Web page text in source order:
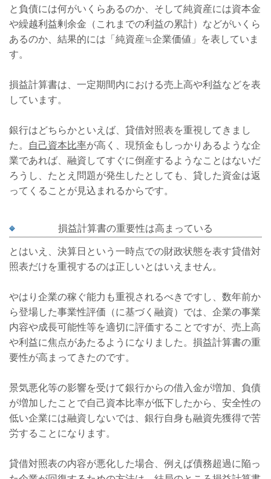
と負債には何がいくらあるのか、そして純資産には資本金
や繰越利益剰余金（これまでの利益の累計）などがいくら
あるのか、結果的には「純資産≒企業価値」を表していま
す。
損益計算書は、一定期間内における売上高や利益などを表
しています。
銀行はどちらかといえば、貸借対照表を重視してきまし
た。
自己資本比率が高く、現預金もしっかりあるような企
業であれば、融資してすぐに倒産するようなことはないだ
ろうし、たとえ問題が発生したとしても、貸した資金は返
ってくることが見込まれるからです。
損益計算書の重要性は高まっている
とはいえ、決算日という一時点での財政状態を表す貸借対
照表だけを重視するのは正しいとはいえません。
やはり企業の稼ぐ能力も重視されるべきですし、数年前か
ら登場した事業性評価（に基づく融資）では、企業の事業
内容や成長可能性等を適切に評価することですが、売上高
や利益に焦点があたるようになりました。損益計算書の重
要性が高まってきたのです。
景気悪化等の影響を受けて銀行からの借入金が増加、負債
が増加したことで自己資本比率が低下したから、安全性の
低い企業には融資しないでは、銀行自身も融資先獲得で苦
労することになります。
貸借対照表の内容が悪化した場合、例えば債務超過に陥っ